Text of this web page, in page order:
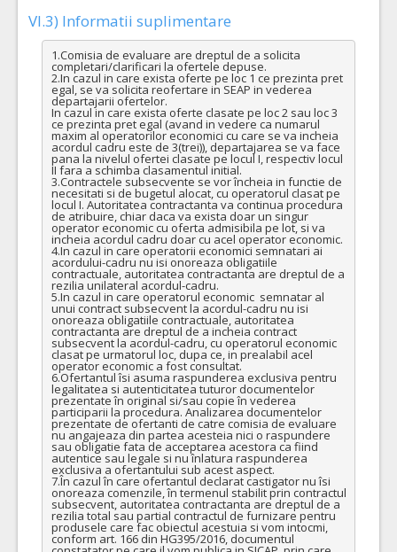
VI.3) Informatii suplimentare
1.Comisia de evaluare are dreptul de a solicita
completari/clarificari la ofertele depuse.
2.In cazul in care exista oferte pe loc 1 ce prezinta pret
egal, se va solicita reofertare in SEAP in vederea
departajarii ofertelor.
In cazul in care exista oferte clasate pe loc 2 sau loc 3
ce prezinta pret egal (avand in vedere ca numarul
maxim al operatorilor economici cu care se va incheia
acordul cadru este de 3(trei)), departajarea se va face
pana la nivelul ofertei clasate pe locul I, respectiv locul
II fara a schimba clasamentul initial.
3.Contractele subsecvente se vor încheia in functie de
necesitati si de bugetul alocat, cu operatorul clasat pe
locul I. Autoritatea contractanta va continua procedura
de atribuire, chiar daca va exista doar un singur
operator economic cu oferta admisibila pe lot, si va
incheia acordul cadru doar cu acel operator economic.
4.In cazul in care operatorii economici semnatari ai
acordului-cadru nu isi onoreaza obligatiile
contractuale, autoritatea contractanta are dreptul de a
rezilia unilateral acordul-cadru.
5.In cazul in care operatorul economic  semnatar al
unui contract subsecvent la acordul-cadru nu isi
onoreaza obligatiile contractuale, autoritatea
contractanta are dreptul de a incheia contract
subsecvent la acordul-cadru, cu operatorul economic
clasat pe urmatorul loc, dupa ce, in prealabil acel
operator economic a fost consultat.
6.Ofertantul îsi asuma raspunderea exclusiva pentru
legalitatea si autenticitatea tuturor documentelor
prezentate în original si/sau copie în vederea
participarii la procedura. Analizarea documentelor
prezentate de ofertanti de catre comisia de evaluare
nu angajeaza din partea acesteia nici o raspundere
sau obligatie fata de acceptarea acestora ca fiind
autentice sau legale si nu înlatura raspunderea
exclusiva a ofertantului sub acest aspect.
7.În cazul în care ofertantul declarat castigator nu îsi
onoreaza comenzile, în termenul stabilit prin contractul
subsecvent, autoritatea contractanta are dreptul de a
rezilia total sau partial contractul de furnizare pentru
produsele care fac obiectul acestuia si vom intocmi,
conform art. 166 din HG395/2016, documentul